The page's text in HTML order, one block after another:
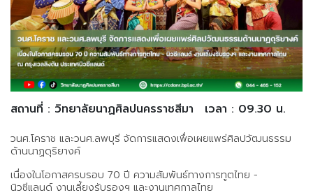
สถานที่ : วิทยาลัยนาฏศิลปนครราชสีมา เวลา : 09.30 น.
วนศ.โคราช และวนศ.ลพบุรี จัดการแสดงเพื่อเผยแพร่ศิลปวัฒนธรรม
ด้านนาฏดุริยางค์
เนื่องในโอกาสครบรอบ 70 ปี ความสัมพันธ์ทางการทูตไทย -
นิวซีแลนด์ งานเลี้ยงรับรองฯ และงานเทศกาลไทย